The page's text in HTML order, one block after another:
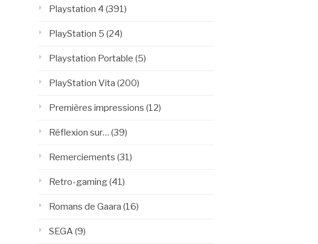
Playstation 4 (391)
PlayStation 5 (24)
Playstation Portable (5)
PlayStation Vita (200)
Premières impressions (12)
Réflexion sur… (39)
Remerciements (31)
Retro-gaming(41)
Romans de Gaara (16)
SEGA (9)